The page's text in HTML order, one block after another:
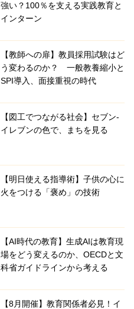
強い？100％を支える実践教育と
インターン
【教師への扉】教員採用試験はど
う変わるのか？ 一般教養縮小と
SPI導入、面接重視の時代
【図工でつながる社会】セブン‐
イレブンの色で、まちを見る
【明日使える指導術】子供の心に
火をつける「褒め」の技術
【AI時代の教育】生成AIは教育現
場をどう変えるのか、OECDと文
科省ガイドラインから考える
【8月開催】教育関係者必見！イ